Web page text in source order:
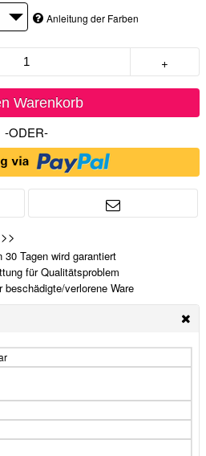
Anleitung der Farben
+
Warenkorb
-ODER-
30 Tagen wird garantiert
für Qualitätsproblem
verlorene Ware